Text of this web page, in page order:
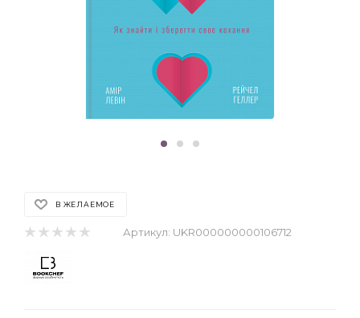
В ЖЕЛАЕМОЕ
Артикул: UKR000000000106712